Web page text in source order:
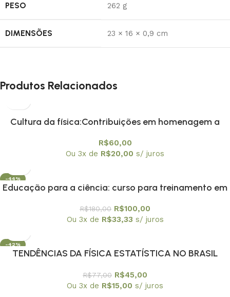
PESO 262 g
DIMENSÕES 23 × 16 × 0,9 cm
Produtos Relacionados
Cultura da física:Contribuições em homenagem a
R$60,00
Ou 3x de R$20,00 s/ juros
-44%
Educação para a ciência: curso para treinamento em
R$180,00 R$100,00
Ou 3x de R$33,33 s/ juros
-42%
TENDÊNCIAS DA FÍSICA ESTATÍSTICA NO BRASIL
R$77,00 R$45,00
Ou 3x de R$15,00 s/ juros